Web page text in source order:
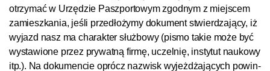
otrzy­mać w Urzę­dzie Pasz­por­to­wym zgod­nym z miej­s­cem
za­miesz­ka­nia, jeś­li przed­ło­ży­my do­ku­ment stwier­dza­ją­cy, iż
wy­jazd nasz ma cha­rak­ter służ­bo­wy (pis­mo ta­kie mo­że być
wy­sta­wio­ne przez pry­wat­ną fir­mę, uczel­nię, in­sty­tut nau­ko­wy
itp.). Na do­ku­men­cie op­rócz na­zwisk wy­jeż­dża­ją­cych po­win­